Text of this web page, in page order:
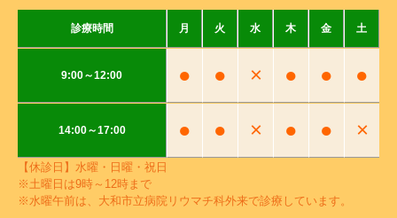
診療時間 月 火 水 木 金 土
9:00～12:00 ● ● × ● ● ●
14:00～17:00 ● ● × ● ● ×
【休診日】水曜・日曜・祝日
※土曜日は9時～12時まで
※水曜午前は、大和市立病院リウマチ科外来で診療しています。